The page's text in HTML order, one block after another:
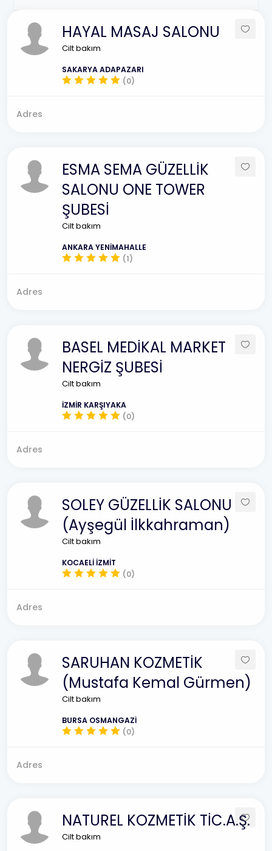
HAYAL MASAJ SALONU
Cilt bakım
SAKARYA ADAPAZARI
(0)
Adres
ESMA SEMA GÜZELLİK
SALONU ONE TOWER
ŞUBESİ
Cilt bakım
ANKARA YENİMAHALLE
(1)
Adres
BASEL MEDİKAL MARKET
NERGİZ ŞUBESİ
Cilt bakım
İZMİR KARŞIYAKA
(0)
Adres
SOLEY GÜZELLİK SALONU
(Ayşegül İlkkahraman)
Cilt bakım
KOCAELİ İZMİT
(0)
Adres
SARUHAN KOZMETİK
(Mustafa Kemal Gürmen)
Cilt bakım
BURSA OSMANGAZİ
(0)
Adres
NATUREL KOZMETİK TİC.A.Ş.
Cilt bakım